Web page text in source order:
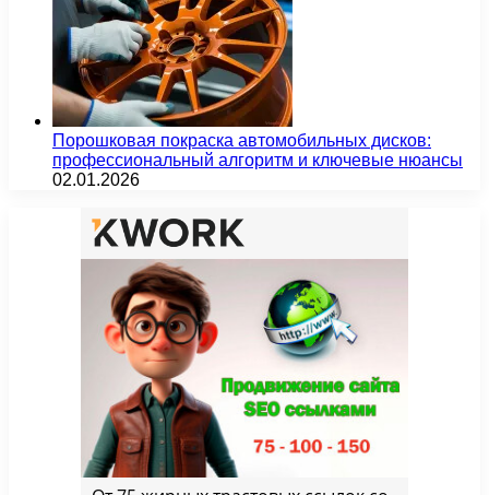
Порошковая покраска автомобильных дисков:
профессиональный алгоритм и ключевые нюансы
02.01.2026